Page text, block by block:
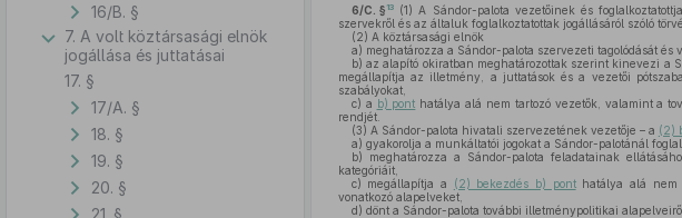
16/B. §
7. A volt köztársasági elnök
jogállása és juttatásai
17. §
17/A. §
18. §
19. §
20. §
21. §
6/C. § 13 (1) A Sándor-palota vezetőinek és
szervekről és az általuk foglalkoztatottak jogállásáról szóló
(2) A köztársasági elnök
a) meghatározza a Sándor-palota szervezeti tagolódását és
b) az alapító okiratban meghatározottak szerint kinevezi a
megállapítja az illetmény, a juttatások és a vezetői
szabályokat,
c) a b) pont hatálya alá nem tartozó vezetők, valamint a
rendjét.
(3) A Sándor-palota hivatali szervezetének vezetője – a (2)
a) gyakorolja a munkáltatói jogokat a Sándor-palotánál
b) meghatározza a Sándor-palota feladatainak
kategóriáit,
c) megállapítja a (2) bekezdés b) ponthatálya alá nem
vonatkozó alapelveket,
d) dönt a Sándor-palota további illetménypolitikai